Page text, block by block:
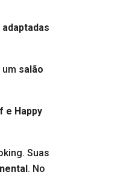
salão
e Happy
Suas
. No